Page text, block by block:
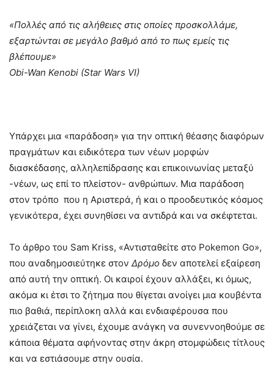
«Πολλές από τις αλήθειες στις οποίες προσκολλάμε,
εξαρτώνται σε μεγάλο βαθμό από το πως εμείς τις
βλέπουμε»
Obi-Wan Kenobi (Star Wars VI)
Υπάρχει μια «παράδοση» για την οπτική θέασης διαφόρων
πραγμάτων και ειδικότερα των νέων μορφών
διασκέδασης, αλληλεπίδρασης και επικοινωνίας μεταξύ
-νέων, ως επί το πλείστον- ανθρώπων. Μια παράδοση
στον τρόπο που η Αριστερά, ή και ο προοδευτικός κόσμος
γενικότερα, έχει συνηθίσει να αντιδρά και να σκέφτεται.
Το άρθρο του Sam Kriss, «Αντισταθείτε στο Pokemon Go»,
που αναδημοσιεύτηκε στον Δρόμο δεν αποτελεί εξαίρεση
από αυτή την οπτική. Οι καιροί έχουν αλλάξει, κι όμως,
ακόμα κι έτσι το ζήτημα που θίγεται ανοίγει μια κουβέντα
πιο βαθιά, περίπλοκη αλλά και ενδιαφέρουσα που
χρειάζεται να γίνει, έχουμε ανάγκη να συνεννοηθούμε σε
κάποια θέματα αφήνοντας στην άκρη στομφώδεις τίτλους
και να εστιάσουμε στην ουσία.